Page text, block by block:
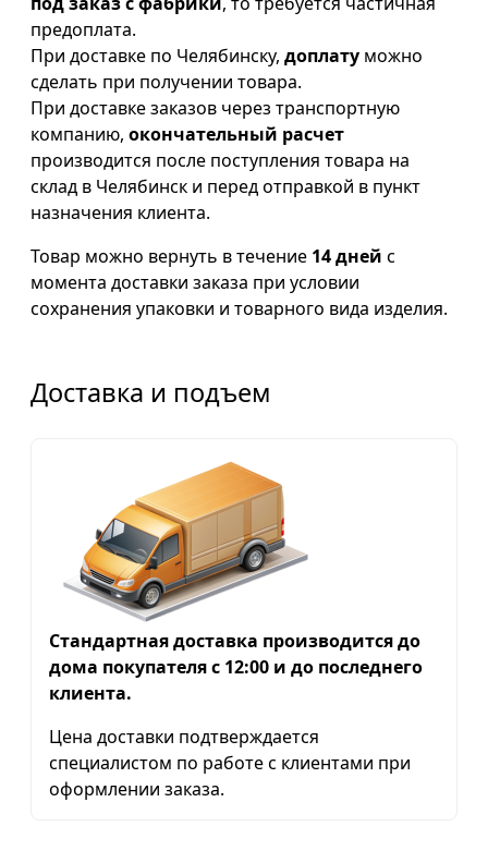
предоплата.
При доставке по Челябинску, доплату можно
сделать при получении товара.
При доставке заказов через транспортную
компанию, окончательный расчет
производится после поступления товара на
склад в Челябинск и перед отправкой в пункт
назначения клиента.
Товар можно вернуть в течение 14 дней с
момента доставки заказа при условии
сохранения упаковки и товарного вида изделия.
Доставка и подъем
Стандартная доставка производится до
дома покупателя с 12:00 и до последнего
клиента.
Цена доставки подтверждается
специалистом по работе с клиентами при
оформлении заказа.